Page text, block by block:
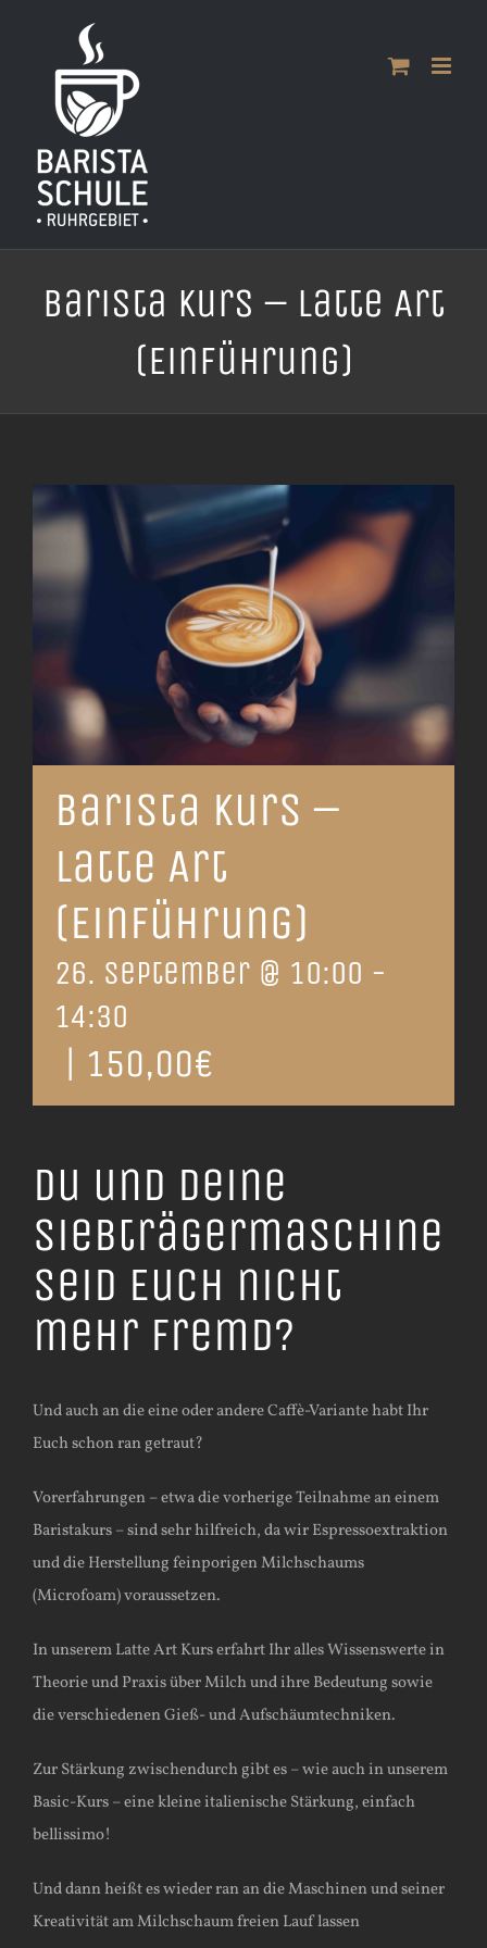
springen
Barista Kurs – Latte Art
(Einführung)
Barista Kurs –
Latte Art
(Einführung)
26. September @ 10:00 -
14:30
| 150,00€
Du und deine
Siebträgermaschine
seid Euch nicht
mehr fremd?
Und auch an die eine oder andere Caffè-Variante habt Ihr
Euch schon ran getraut?
Vorerfahrungen – etwa die vorherige Teilnahme an einem
Baristakurs – sind sehr hilfreich, da wir Espressoextraktion
und die Herstellung feinporigen Milchschaums
(Microfoam) voraussetzen.
In unserem Latte Art Kurs erfahrt Ihr alles Wissenswerte in
Theorie und Praxis über Milch und ihre Bedeutung sowie
die verschiedenen Gieß- und Aufschäumtechniken.
Zur Stärkung zwischendurch gibt es – wie auch in unserem
Basic-Kurs – eine kleine italienische Stärkung, einfach
bellissimo!
Und dann heißt es wieder ran an die Maschinen und seiner
Kreativität am Milchschaum freien Lauf lassen